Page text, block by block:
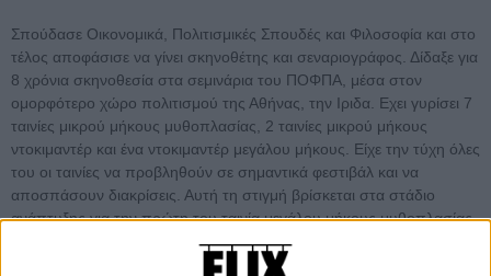
Σπούδασε Οικονομικά, Πολιτισμικές Σπουδές και Φιλοσοφία και στο
τέλος αποφάσισε να γίνει σκηνοθέτης και σεναριογράφος. Δίδαξε για
8 χρόνια σκηνοθεσία στα σεμινάρια του ΠΟΦΠΑ, μέσα στον
ομορφότερο χώρο πολιτισμού της Αθήνας, την Ιριδα. Εχει γυρίσει 7
ταινίες μικρού μήκους μυθοπλασίας, 2 ταινίες μικρού μήκους
ντοκιμαντέρ και ένα ντοκιμαντέρ μεγάλου μήκους. Είχε την τύχη όλες
του οι ταινίες να προβληθούν σε σημαντικά φεστιβάλ και να
αποσπάσουν διακρίσεις. Αυτή τη στιγμή βρίσκεται στα στάδιο
ανάπτυξης για την πρώτη του ταινία μεγάλου μήκους μυθοπλασίας,
με τίτλο «BEAR HUG» και παράλληλα ετοιμάζει ένα ντοκιμαντέρ
μεγάλου μήκους με θέμα το κακάο στην Αφρική.